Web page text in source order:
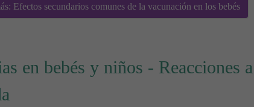
Efectos secundarios comunes de la vacunación en los bebés
en bebés y niños - Reacciones